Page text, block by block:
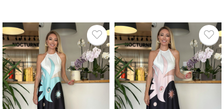
New
Item
New
Item